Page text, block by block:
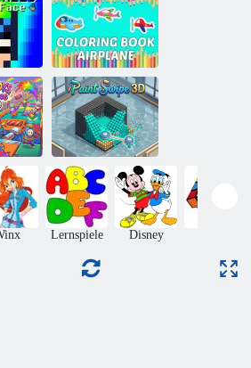
Malbuch
Flugzeug
für
Paint Swipe 3D
Lernspiele Disney